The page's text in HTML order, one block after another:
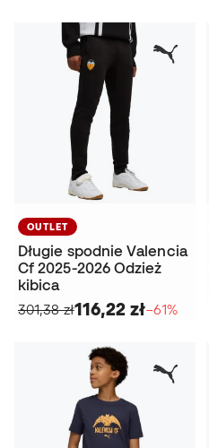
OUTLET
Długie spodnie Valencia
Cf 2025-2026 Odzież
kibica
301,38 zł116,22 zł−61%